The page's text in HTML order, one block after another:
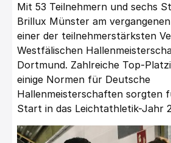
Mit 53 Teilnehmern und sechs
Brillux Münster am
einer der teilnehmerstärksten
Westfälischen
Dortmund. Zahlreiche Top-
einige Normen für Deutsche
Hallenmeisterschaften sorgten
Start in das Leichtathletik-Jahr